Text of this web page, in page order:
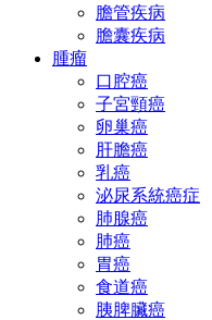
膽管疾病
膽囊疾病
腫瘤
口腔癌
子宮頸癌
卵巢癌
肝膽癌
乳癌
泌尿系統癌症
肺腺癌
肺癌
胃癌
食道癌
胰脾臟癌